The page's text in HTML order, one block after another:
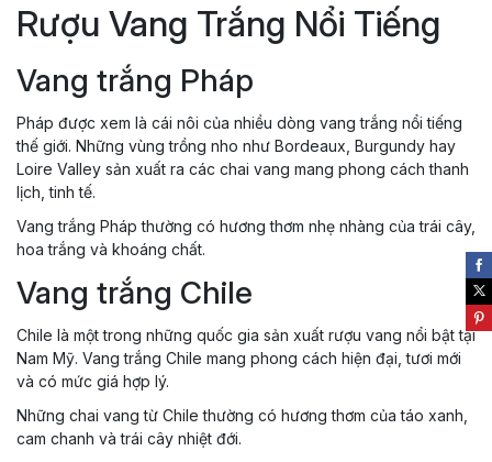
Rượu Vang Trắng Nổi Tiếng
Vang trắng Pháp
Pháp được xem là cái nôi của nhiều dòng vang trắng nổi tiếng
thế giới. Những vùng trồng nho như Bordeaux, Burgundy hay
Loire Valley sản xuất ra các chai vang mang phong cách thanh
lịch, tinh tế.
Vang trắng Pháp thường có hương thơm nhẹ nhàng của trái cây,
hoa trắng và khoáng chất.
Vang trắng Chile
Chile là một trong những quốc gia sản xuất rượu vang nổi bật tại
Nam Mỹ. Vang trắng Chile mang phong cách hiện đại, tươi mới
và có mức giá hợp lý.
Những chai vang từ Chile thường có hương thơm của táo xanh,
cam chanh và trái cây nhiệt đới.